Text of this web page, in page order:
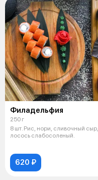
Филадельфия
250 г
8 шт. Рис, нори, сливочный сыр,
лосось слабосоленый.
620 ₽